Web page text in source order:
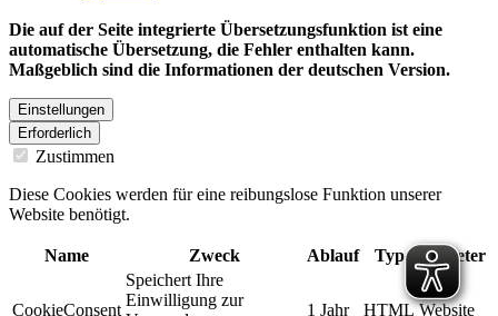
Die auf der Seite integrierte Übersetzungsfunktion ist eine
automatische Übersetzung, die Fehler enthalten kann.
Maßgeblich sind die Informationen der deutschen Version.
Einstellungen
Erforderlich
Zustimmen
Diese Cookies werden für eine reibungslose Funktion unserer
Website benötigt.
Name Zweck Ablauf Typ Anbieter
CookieConsent
Speichert Ihre
Einwilligung zur
1 Jahr HTML Website